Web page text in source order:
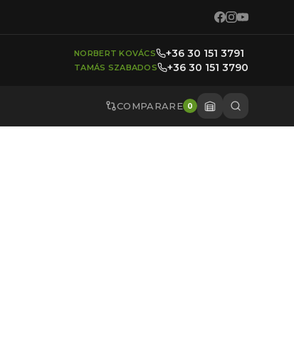
NORBERT KOVÁCS +36 30 151 3791
TAMÁS SZABADOS +36 30 151 3790
COMPARARE 0